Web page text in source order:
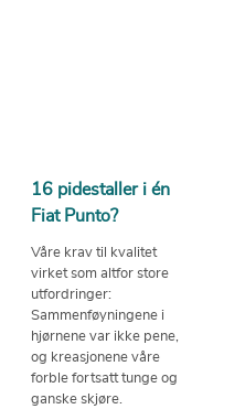
16 pidestaller i én
Fiat Punto?
Våre krav til kvalitet
virket som altfor store
utfordringer:
Sammenføyningene i
hjørnene var ikke pene,
og kreasjonene våre
forble fortsatt tunge og
ganske skjøre.